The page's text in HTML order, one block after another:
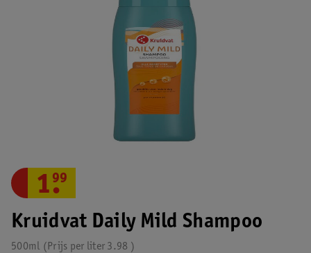
Kruidvat Daily Mild Shampoo
500ml 3.98
Prijs per liter
1.
99